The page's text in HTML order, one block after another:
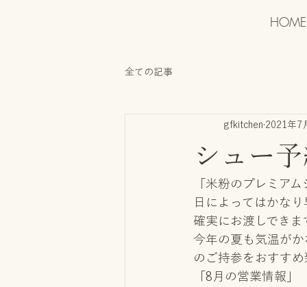
HOME
全ての記事
シュー
gfkitchen 2021年7
「米粉のプレミア
日によってはかな
確実にお渡しでき
今年の夏も気温が
のご持参をおすす
「8月の営業情報」